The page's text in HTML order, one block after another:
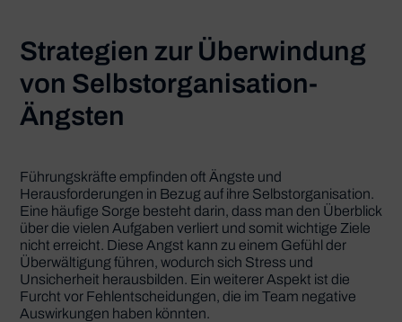
Strategien zur Überwindung
von Selbstorganisation-
Ängsten
Führungskräfte empfinden oft Ängste und
Herausforderungen in Bezug auf ihre Selbstorganisation.
Eine häufige Sorge besteht darin, dass man den Überblick
über die vielen Aufgaben verliert und somit wichtige Ziele
nicht erreicht. Diese Angst kann zu einem Gefühl der
Überwältigung führen, wodurch sich Stress und
Unsicherheit herausbilden. Ein weiterer Aspekt ist die
Furcht vor Fehlentscheidungen, die im Team negative
Auswirkungen haben könnten.